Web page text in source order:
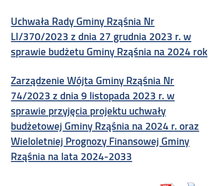
Uchwała Rady Gminy Rząśnia Nr
LI/370/2023 z dnia 27 grudnia 2023 r. w
sprawie budżetu Gminy Rząśnia na 2024 rok
Zarządzenie Wójta Gminy Rząśnia Nr
74/2023 z dnia 9 listopada 2023 r. w
sprawie przyjęcia projektu uchwały
budżetowej Gminy Rząśnia na 2024 r. oraz
Wieloletniej Prognozy Finansowej Gminy
Rząśnia na lata 2024-2033